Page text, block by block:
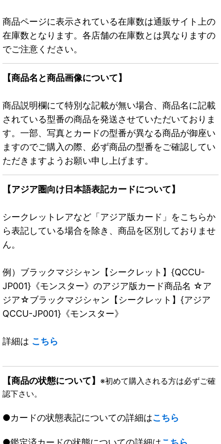
商品ページに表示されている在庫数は通販サイト上の
在庫数となります。各店舗の在庫数とは異なりますの
でご注意ください。
【商品名と商品画像について】
商品説明欄にて特別な記載が無い場合、商品名に記載
されている型番の商品を発送させていただいておりま
す。一部、写真とカードの型番が異なる商品が御座い
ますのでご購入の際、必ず商品の型番をご確認してい
ただきますようお願い申し上げます。
【アジア圏向け日本語表記カードについて】
シークレットレアなど「アジア版カード」をこちらか
ら表記している場合を除き、商品を区別しておりませ
ん。
例）ブラックマジシャン【シークレット】{QCCU-
JP001}《モンスター》のアジア版カード商品名 ☆ア
ジア☆ブラックマジシャン【シークレット】{アジア
QCCU-JP001}《モンスター》
詳細は こちら
【商品の状態について】 ※初めて購入される方は必ずご確
認下さい。
●カードの状態表記についての詳細はこちら